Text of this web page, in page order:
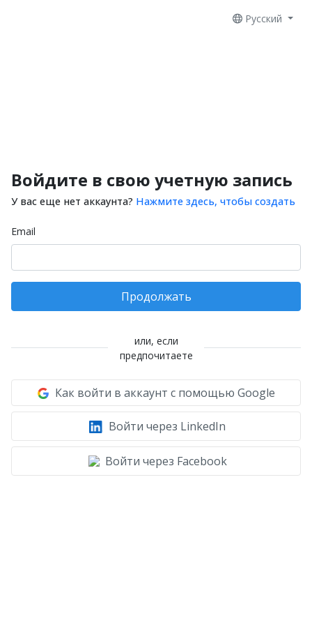
Русский
Войдите в свою учетную запись
У вас еще нет аккаунта? Нажмите здесь, чтобы создать
Email
Продолжать
или, если
предпочитаете
Как войти в аккаунт с помощью Google
Войти через LinkedIn
Войти через Facebook